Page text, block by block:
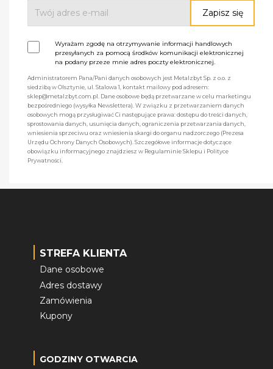
Wyrażam zgodę na otrzymywanie informacji handlowych
przesyłanych za pomocą środków komunikacji elektronicznej
na podany przeze mnie adres poczty elektronicznej.
Administratorem Pana/Pani danych osobowych jest Metalzbyt Sp. z o.o. z
siedzibą w Olsztynie, ul. Stalowa 1, kontakt mailowy pod adresem:
sklep@metalzbyt.com.pl. Dane osobowe będą przetwarzane w celu marketingu
bezpośredniego (wysyłka Newslettera). W związku z przetwarzaniem danych
osobowych mogą przysługiwać Ci następujące prawa: dostępu do treści danych,
sprostowania danych, usunięcia danych, ograniczenia przetwarzania danych,
wniesienia sprzeciwu oraz wniesienia skargi do organu nadzorczego (Prezesa
Urzędu Ochrony Danych Osobowych). Szczegółowe informacje dotyczące
obowiązku informacyjnego znajdziesz w Regulaminie Sklepu i Polityce
Prywatności.
STREFA KLIENTA
Dane osobowe
Adres dostawy
Zamówienia
Kupony
GODZINY OTWARCIA